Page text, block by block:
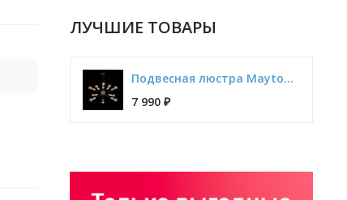
ЛУЧШИЕ ТОВАРЫ
Подвесная люстра Maytoni Jackson T546PL-12B
7 990 ₽